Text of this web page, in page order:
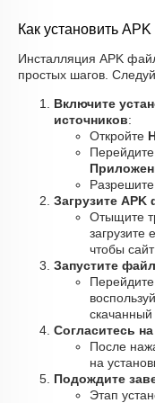
Как установить
Инсталляция APK
простых шагов.
Включите
источников:
Откройте
Загрузите APK
Отыщите
загрузите
чтобы
Запустите файл
Согласитесь
После
на
Подождите
Этап